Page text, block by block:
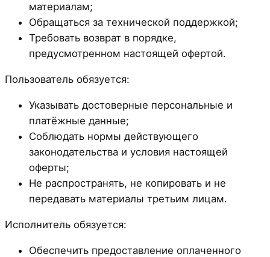
материалам;
Обращаться за технической поддержкой;
Требовать возврат в порядке,
предусмотренном настоящей офертой.
Пользователь обязуется:
Указывать достоверные персональные и
платёжные данные;
Соблюдать нормы действующего
законодательства и условия настоящей
оферты;
Не распространять, не копировать и не
передавать материалы третьим лицам.
Исполнитель обязуется:
Обеспечить предоставление оплаченного